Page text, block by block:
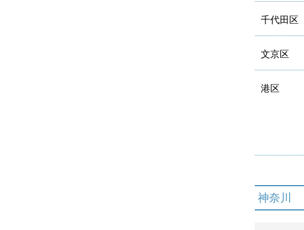
千代田区
文京区
港区
神奈川